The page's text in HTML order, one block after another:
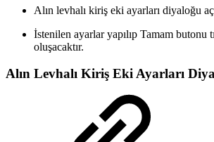
Alın levhalı kiriş eki ayarları diyaloğu
İstenilen ayarlar yapılıp Tamam butonu
oluşacaktır.
Alın Levhalı Kiriş Eki Ayarları